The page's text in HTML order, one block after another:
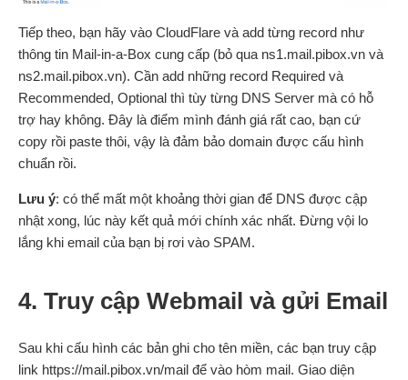
Tiếp theo, bạn hãy vào CloudFlare và add từng record như
thông tin Mail-in-a-Box cung cấp (bỏ qua ns1.mail.pibox.vn và
ns2.mail.pibox.vn). Cần add những record Required và
Recommended, Optional thì tùy từng DNS Server mà có hỗ
trợ hay không. Đây là điểm mình đánh giá rất cao, bạn cứ
copy rồi paste thôi, vậy là đảm bảo domain được cấu hình
chuẩn rồi.
Lưu ý: có thể mất một khoảng thời gian để DNS được cập
nhật xong, lúc này kết quả mới chính xác nhất. Đừng vội lo
lắng khi email của bạn bị rơi vào SPAM.
4. Truy cập Webmail và gửi Email
Sau khi cấu hình các bản ghi cho tên miền, các bạn truy cập
link https://mail.pibox.vn/mail để vào hòm mail. Giao diện